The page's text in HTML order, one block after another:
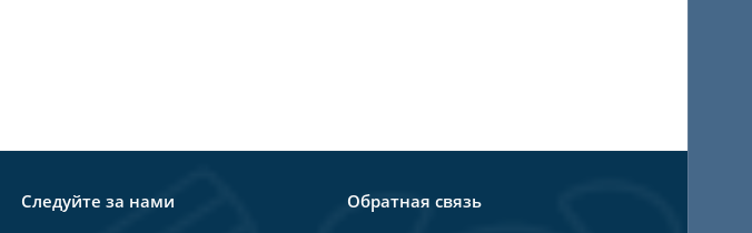
Следуйте за нами Обратная связь